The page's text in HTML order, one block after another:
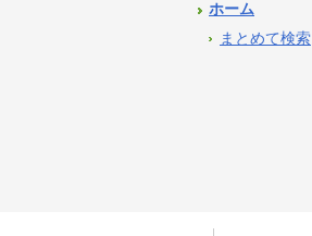
ホーム
まとめて検索